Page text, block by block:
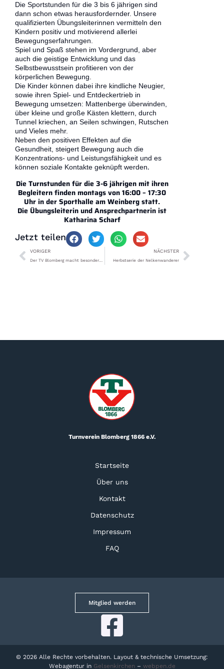
Die Sportstunden für die 3 bis 6 jährigen sind
dann schon etwas herausfordernder. Unsere
qualifizierten Übungsleiterinnen vermitteln den
Kindern positiv und motivierend allerlei
Bewegungserfahrungen.
Spiel und Spaß stehen im Vordergrund, aber
auch die geistige Entwicklung und das
Selbstbewusstsein profitieren von der
körperlichen Bewegung.
Die Kinder können dabei ihre kindliche Neugier,
sowie ihren Spiel- und Entdeckertrieb in
Bewegung umsetzen: Mattenberge überwinden,
über kleine und große Kästen klettern, durch
Tunnel kriechen, an Seilen schwingen, Rutschen
und Vieles mehr.
Neben den positiven Effekten auf die
Gesundheit, steigert Bewegung auch die
Konzentrations- und Leistungsfähigkeit und es
können soziale Kontakte geknüpft werden.
Die Turnstunden für die 3-6 jährigen mit ihren
Begleitern finden montags von 16:00 – 17:30
Uhr in der Sporthalle am Weinberg statt.
Die Übungsleiterin und Ansprechpartnerin ist
Katharina Scharf
Jetzt teilen
VORIGER
Der TV Blomberg macht besonderes Angebot
NÄCHSTER
Herbstserie der Nelkenwanderer
Turnverein Blomberg 1866 e.V.
Startseite
Über uns
Kontakt
Datenschutz
Impressum
FAQ
Mitglied werden
© 2026 Alle Rechte vorbehalten. Layout & technische Umsetzung:
Webagentur in Gelsenkirchen– webpen.de